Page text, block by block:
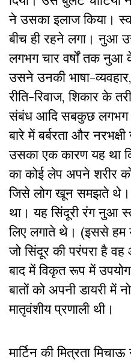
ने उसका इलाज किया।
बीच ही रहने लगा। नुआ
लगभग चार वर्षों तक नुआ
उसने उनकी भाषा-
रीति-रिवाज, शिकार के
संबंध आदि सबकुछ
बारे में बर्बरता और
उसका एक कारण यह
का कोई लेप अपने शरीर
जिसे लोग खून समझते थे।
था। यह सिंदूरी रंग नुआ
लिए लगाते थे। (इससे हम
जो सिंदूर की परंपरा है वह
बाद में विकृत रूप में
बातों को अपनी डायरी में
मातृवंशीय प्रणाली थी।
मार्टिन की मित्रता